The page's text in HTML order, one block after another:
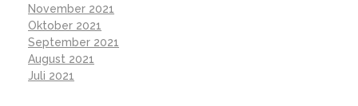
November 2021
Oktober 2021
September 2021
August 2021
Juli 2021